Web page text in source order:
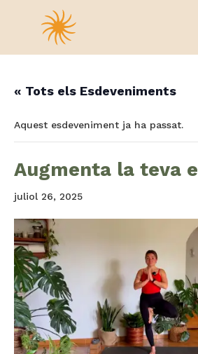
« Tots els Esdeveniments
Aquest esdeveniment ja ha passat.
Augmenta la teva
juliol 26, 2025